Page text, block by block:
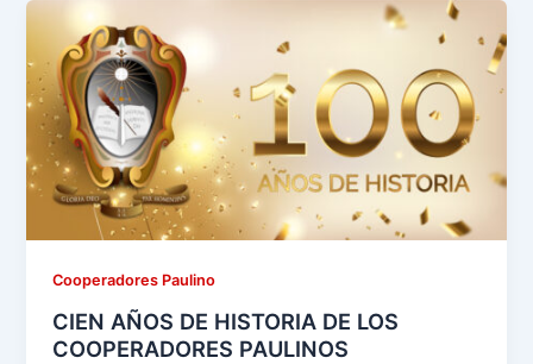
Cooperadores Paulino
CIEN AÑOS DE HISTORIA DE LOS
COOPERADORES PAULINOS